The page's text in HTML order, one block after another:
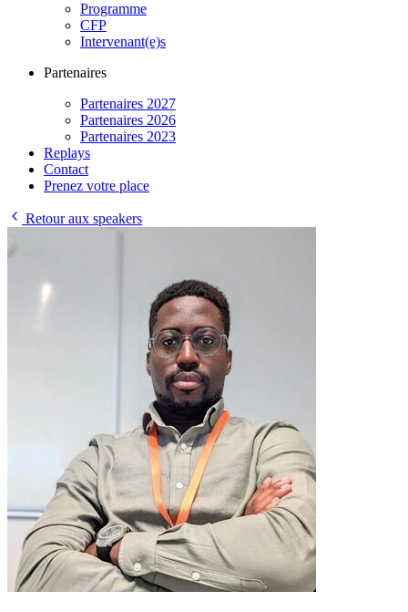
Programme
CFP
Intervenant(e)s
Partenaires
Partenaires 2027
Partenaires 2026
Partenaires 2023
Replays
Contact
Prenez votre place
Retour aux speakers